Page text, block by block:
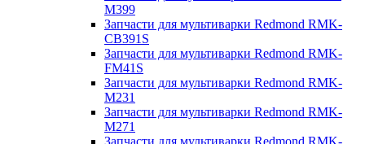
M399
Запчасти для мультиварки Redmond RMK-
CB391S
Запчасти для мультиварки Redmond RMK-
FM41S
Запчасти для мультиварки Redmond RMK-
M231
Запчасти для мультиварки Redmond RMK-
M271
Запчасти для мультиварки Redmond RMK-